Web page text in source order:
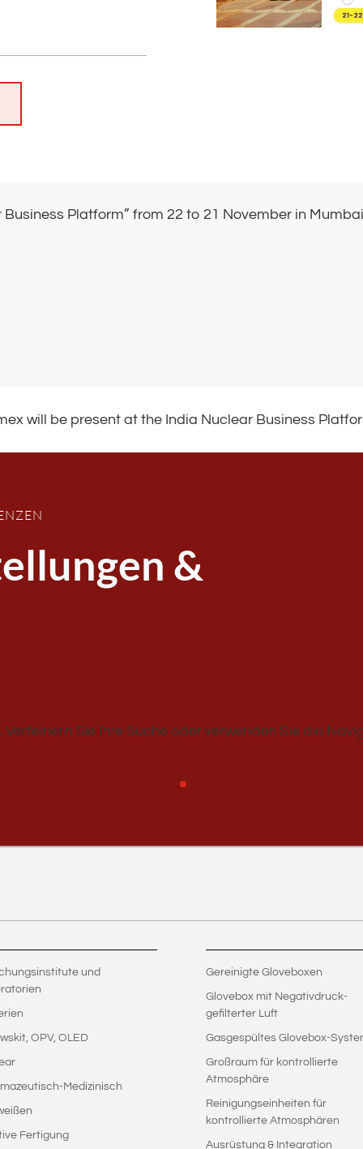
Platform” from 22 to 21 November in
will be present at the India Nuclear Business
&
Sie Ihre Suche oder verwenden Sie die
und
OPV, OLED
Medizinisch
Fertigung
Gereinigte Gloveboxen
Glovebox mit Negativdruck-
gefilterter Luft
Gasgespültes Glovebox-
Großraum für kontrollierte
Atmosphäre
Reinigungseinheiten für
kontrollierte Atmosphären
Ausrüstung & Integration